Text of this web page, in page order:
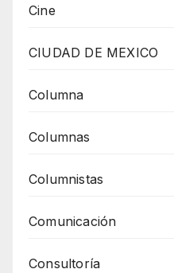
Cine
CIUDAD DE MEXICO
Columna
Columnas
Columnistas
Comunicación
Consultoría